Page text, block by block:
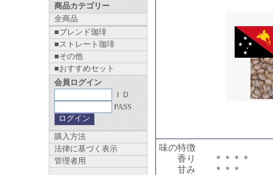
味の特徴
香り ＊＊＊＊
甘み ＊＊＊
商品カテゴリー
全商品
■ブレンド珈琲
■ストレート珈琲
■その他
■おすすめセット
会員ログイン
ＩＤ
PASS
購入方法
法律に基づく表示
管理者用